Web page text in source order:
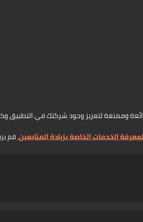
رائعة وممتعة لتعزيز وجود شركتك في
الخدمات الخاصة بزيادة المتابعين، قم